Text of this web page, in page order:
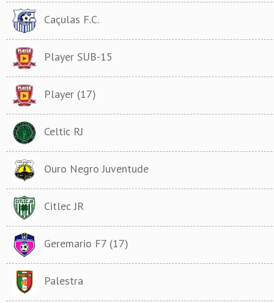
Caçulas F.C.
Player SUB-15
Player (17)
Celtic RJ
Ouro Negro Juventude
Citlec JR
Geremario F7 (17)
Palestra